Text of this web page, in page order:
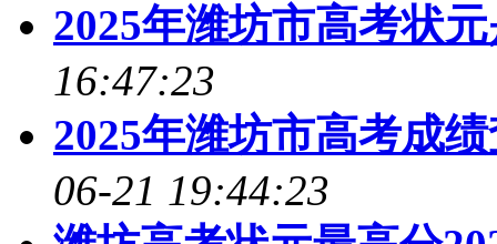
2025年潍坊市高考状
16:47:23
2025年潍坊市高考成
06-21 19:44:23